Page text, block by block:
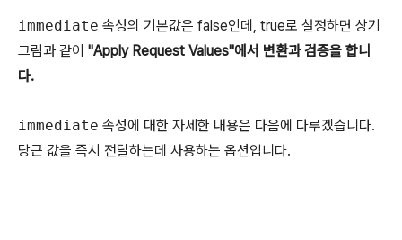
immediate 속성의 기본값은 false인데, true로 설정하면 상기
그림과 같이 "Apply Request Values"에서 변환과 검증을 합니
다.
immediate 속성에 대한 자세한 내용은 다음에 다루겠습니다.
당근 값을 즉시 전달하는데 사용하는 옵션입니다.